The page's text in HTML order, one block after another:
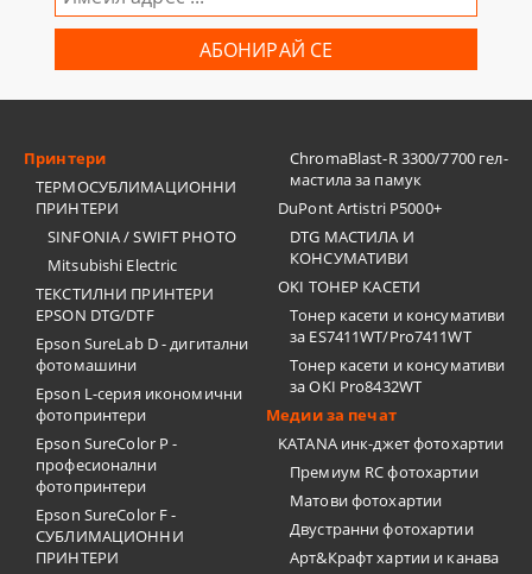
Принтери
ТЕРМОСУБЛИМАЦИОННИ
ПРИНТЕРИ
SINFONIA / SWIFT PHOTO
Mitsubishi Electric
ТЕКСТИЛНИ ПРИНТЕРИ
EPSON DTG/DTF
Epson SureLab D - дигитални
фотомашини
Epson L-серия икономични
фотопринтери
Epson SureColor P -
професионални
фотопринтери
Epson SureColor F -
СУБЛИМАЦИОННИ
ПРИНТЕРИ
ChromaBlast-R 3300/7700 гел-
мастила за памук
DuPont Artistri P5000+
DTG МАСТИЛА И
КОНСУМАТИВИ
OKI ТОНЕР КАСЕТИ
Тонер касети и консумативи
за ES7411WT/Pro7411WT
Тонер касети и консумативи
за OKI Pro8432WT
Медии за печат
KATANA инк-джет фотохартии
Премиум RC фотохартии
Матови фотохартии
Двустранни фотохартии
Арт&Крафт хартии и канава